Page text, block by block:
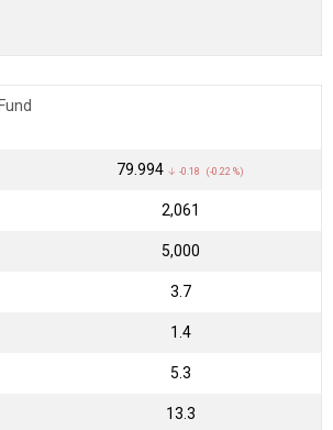
₹79.994 ↓ -0.18 (-0.22 %)
₹2,061
5,000
3.7
1.4
5.3
13.3